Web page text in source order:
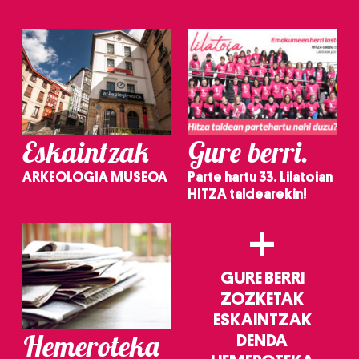
Eskaintzak
ARKEOLOGIA MUSEOA
Gure berri.
Parte hartu 33. Lilatoian
HITZA taldearekin!
Hemeroteka
+
GURE BERRI
ZOZKETAK
ESKAINTZAK
DENDA